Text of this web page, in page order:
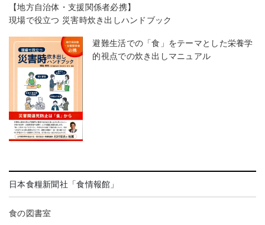
【地方自治体・支援関係者必携】
現場で役立つ 災害時炊き出しハンドブック
避難生活での「食」をテーマとした栄養学
的視点での炊き出しマニュアル
日本食糧新聞社「食情報館」
食の図書室